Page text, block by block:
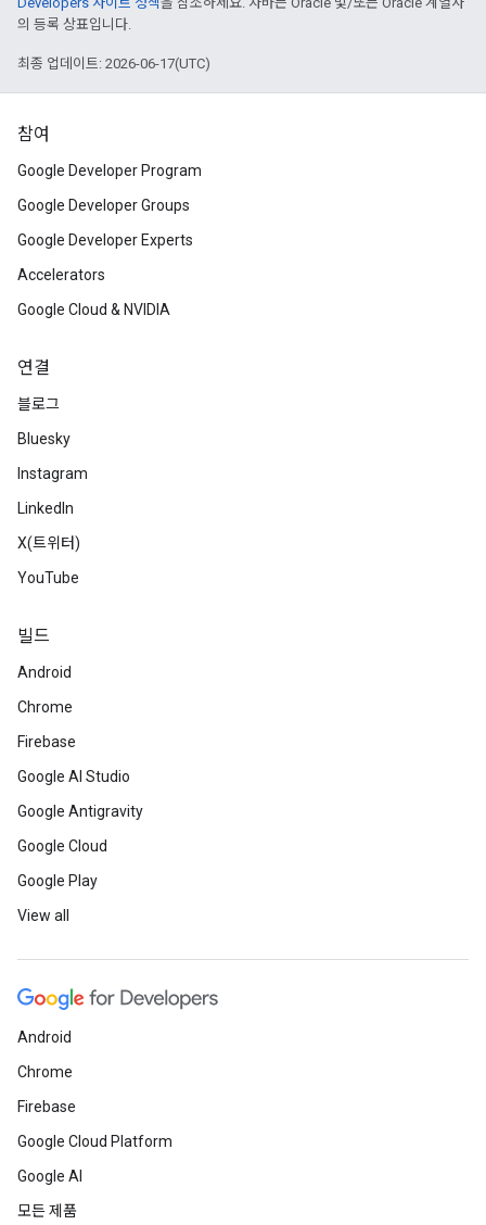
의 등록 상표입니다.
최종 업데이트: 2026-06-17(UTC)
참여
Google Developer Program
Google Developer Groups
Google Developer Experts
Accelerators
Google Cloud & NVIDIA
연결
블로그
Bluesky
Instagram
LinkedIn
X(트위터)
YouTube
빌드
Android
Chrome
Firebase
Google AI Studio
Google Antigravity
Google Cloud
Google Play
View all
Android
Chrome
Firebase
Google Cloud Platform
Google AI
모든 제품